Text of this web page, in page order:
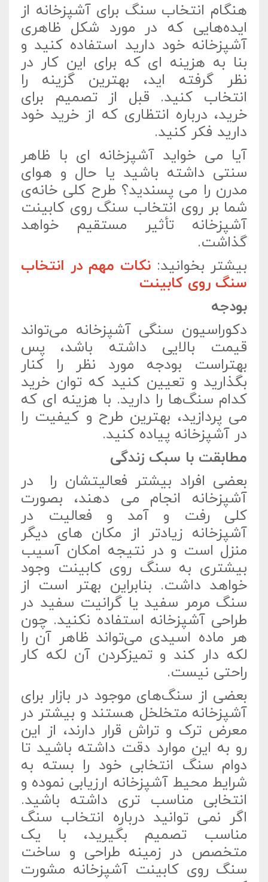
هنگام انتخاب سنگ برای آشپزخانه از
ایده‌هایی که در مورد شکل ظاهری
آشپزخانه خود دارید استفاده کنید و
بنا به هزینه ای که برای این کار در
نظر گرفته اید، بهترین گزینه را
انتخاب کنید. قبل از تصمیم برای
خرید، درباره انتظاری که از خرید خود
دارید فکر کنید.
آیا می خواید آشپزخانه ای با ظاهر
سنتی‌ داشته باشید یا حال و هوای
مدرن را می پسندید؟ طرح کلی خانه‌ی
شما بر روی انتخاب سنگ روی کابینت
آشپزخانه تأثیر مستقیم خواهد
گذاشت.
بیشتر بخوانید: نکات مهم در انتخاب
سنگ روی کابینت
بودجه
دکوراسیون سنگی آشپزخانه می‌تواند
قیمت بالایی داشته باشد، پس
بهتراست بودجه مورد نظر را کنار
بگذارید و تعیین کنید که توان خرید
کدام سنگ‌ها را دارید. با هزینه ای که
می پردازید، بهترین طرح و کیفیت را
در آشپزخانه پیاده کنید.
مطابقت با سبک زندگی
بعضی افراد بیشتر فعالیتشان را در
آشپزخانه انجام می دهند، بصورت
کلی رفت و آمد و فعالیت در
آشپزخانه زیادتر از مکان های دیگر
منزل است و در نتیجه امکان آسیب
بیشتری به سنگ روی کابینت وجود
خواهد داشت. بنابراین بهتر است از
سنگ مرمر سفید یا گرانیت سفید در
طراحی آشپزخانه استفاده نکنید. چون
هر ماده اسیدی می‌تواند ظاهر آن را
لکه دار کند و تمیزکردن آن لکه کار
راحتی نیست.
بعضی از سنگ‌های موجود در بازار برای
آشپزخانه متخلخل‌ هستند و بیشتر در
معرض ترک و تراش قرار دارند، از این
رو به این موارد دقت داشته باشید تا
دوام سنگ انتخابی خود را بسته به
شرایط محیط آشپزخانه ارزیابی نموده و
انتخابی مناسب تری داشته باشید.
اگر نمی توانید درباره انتخاب سنگ
مناسب تصمیم بگیرید، با یک
متخصص در زمینه طراحی و ساخت
سنگ روی کابینت آشپزخانه مشورت